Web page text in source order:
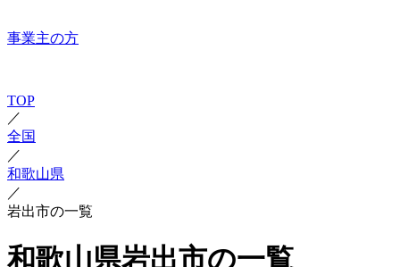
事業主の方
TOP
／
全国
／
和歌山県
／
岩出市の一覧
和歌山県岩出市の一覧